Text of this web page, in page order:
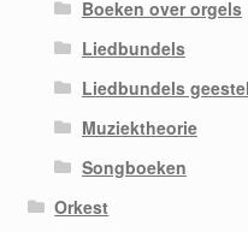
Boeken over orgels
Liedbundels
Liedbundels
Muziektheorie
Songboeken
Orkest